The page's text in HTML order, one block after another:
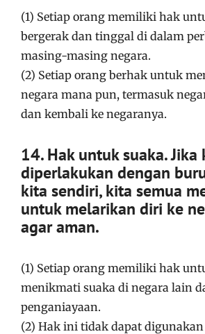
(1) Setiap orang memiliki hak
bergerak dan tinggal di dalam
masing-masing negara.
(2) Setiap orang berhak untuk
negara mana pun, termasuk
dan kembali ke negaranya.
14. Hak untuk suaka.
diperlakukan dengan
kita sendiri, kita semua
untuk melarikan diri ke
agar aman.
(1) Setiap orang memiliki hak
menikmati suaka di negara lain
penganiayaan.
(2) Hak ini tidak dapat